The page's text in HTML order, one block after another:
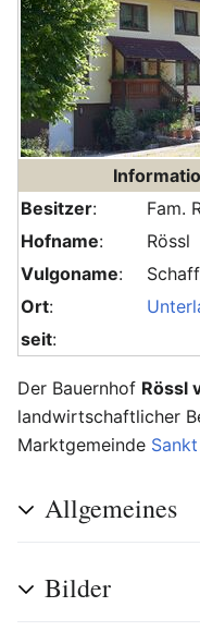
Besitzer:
Fam.
Hofname:
Rössl
Vulgoname:
Ort:
seit:
Der Bauernhof Rössl
landwirtschaftlicher
Marktgemeinde
Allgemeines
Bilder